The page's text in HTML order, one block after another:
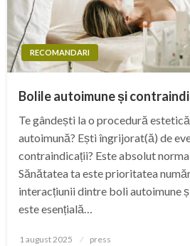
RECOMANDARI
Bolile autoimune și
Te gândești la o procedură
autoimună? Ești îngrijorat(ă) de
contraindicații? Este absolut
Sănătatea ta este prioritatea
interacțiunii dintre boli autoimune
este esențială…
Posted
1 august 2025 press